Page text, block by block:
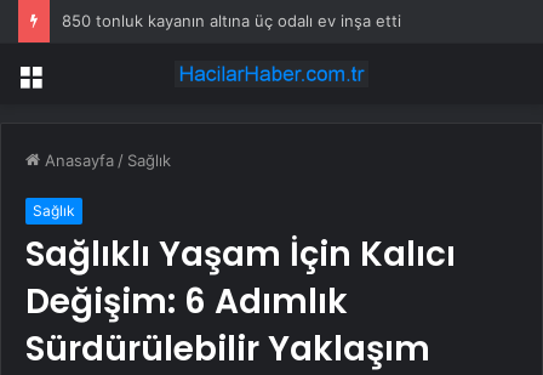
850 tonluk kayanın altına üç odalı ev inşa etti
Menü
Anasayfa / Sağlık
Sağlık
Sağlıklı Yaşam İçin Kalıcı
Değişim: 6 Adımlık
Sürdürülebilir Yaklaşım